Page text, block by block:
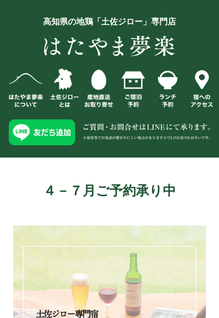
高知県の地鶏「土佐ジロー」専門店
４－７月ご予約承り中